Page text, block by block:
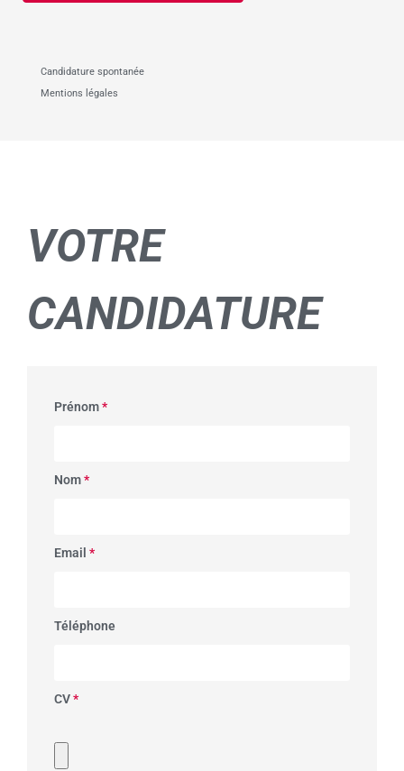
Candidature spontanée
Mentions légales
VOTRE
CANDIDATURE
Prénom*
Nom*
Email *
Téléphone
CV*